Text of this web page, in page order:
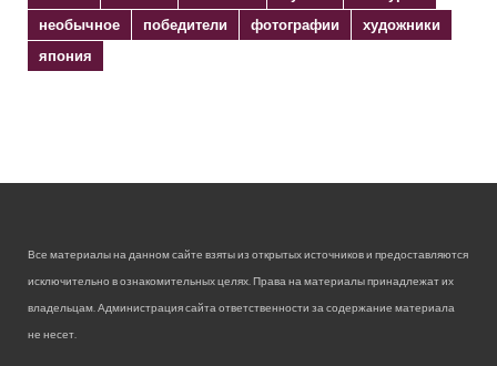
необычное
победители фотографии
художники
япония
Все материалы на данном сайте взяты из открытых источников и предоставляются
исключительно в ознакомительных целях. Права на материалы принадлежат их
владельцам. Администрация сайта ответственности за содержание материала
не несет.